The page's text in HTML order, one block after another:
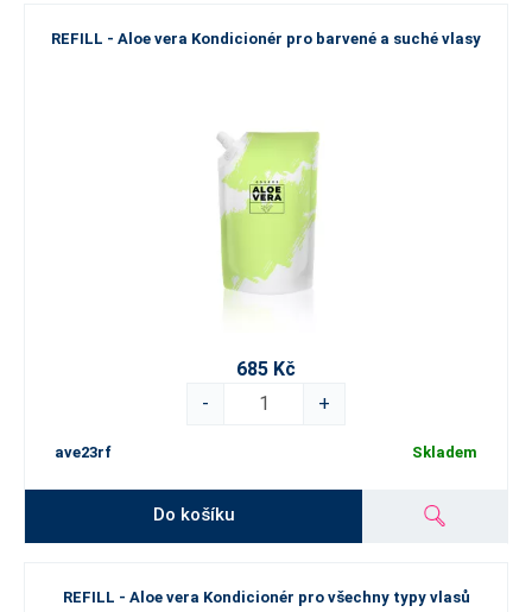
REFILL - Aloe vera Kondicionér pro barvené a suché vlasy
685 Kč
-
+
ave23rf Skladem
Do košíku
REFILL - Aloe vera Kondicionér pro všechny typy vlasů